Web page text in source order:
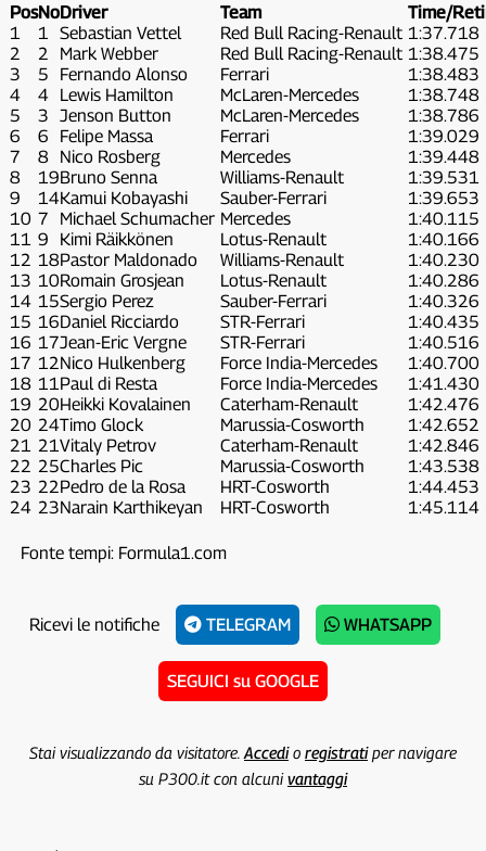
PosNoDriver Team
Time/
1
1 Sebastian Vettel Red Bull Racing-Renault 1:37.718
2
2 Mark Webber Red Bull Racing-Renault 1:38.475
3
5 Fernando Alonso Ferrari
1:38.483
4
4 Lewis Hamilton McLaren-Mercedes
1:38.748
5
3 Jenson Button McLaren-Mercedes
1:38.786
6
6 Felipe Massa Ferrari
1:39.029
7
8 Nico Rosberg Mercedes
1:39.448
8
19Bruno Senna Williams-Renault
1:39.531
9
14Kamui Kobayashi Sauber-Ferrari
1:39.653
10 7 Michael Schumacher Mercedes
1:40.115
11 9 Kimi Räikkönen Lotus-Renault
1:40.166
12 18Pastor Maldonado Williams-Renault
1:40.230
13 10Romain Grosjean Lotus-Renault
1:40.286
14 15Sergio Perez Sauber-Ferrari
1:40.326
15 16Daniel Ricciardo STR-Ferrari
1:40.435
16 17Jean-Eric Vergne STR-Ferrari
1:40.516
17 12Nico Hulkenberg Force India-Mercedes
1:40.700
18 11Paul di Resta Force India-Mercedes
1:41.430
19 20Heikki Kovalainen Caterham-Renault
1:42.476
20 24Timo Glock Marussia-Cosworth
1:42.652
21 21Vitaly Petrov Caterham-Renault
1:42.846
22 25Charles Pic Marussia-Cosworth
1:43.538
23 22Pedro de la Rosa HRT-Cosworth
1:44.453
24 23Narain Karthikeyan HRT-Cosworth 1:45.114
Fonte tempi: Formula1.com
Ricevi le notifiche TELEGRAM WHATSAPP
SEGUICI su GOOGLE
Stai visualizzando da visitatore. Accedio registratiper navigare
su P300.it con alcunivantaggi